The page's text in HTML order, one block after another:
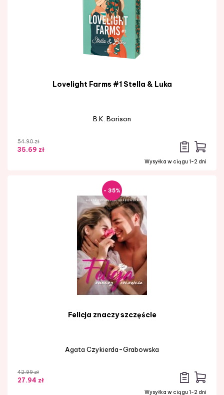
Lovelight Farms #1 Stella & Luka
B.K. Borison
54.90 zł
35.69 zł
Wysyłka w ciągu 1-2 dni
- 35%
Felicja znaczy szczęście
Agata Czykierda-Grabowska
42.99 zł
27.94 zł
Wysyłka w ciągu 1-2 dni